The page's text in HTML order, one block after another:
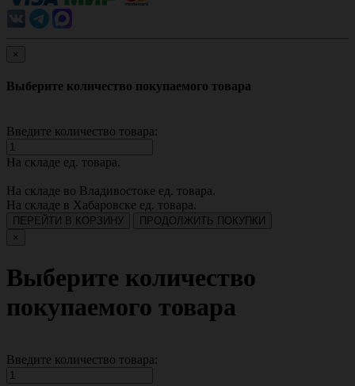
×
Выберите количество покупаемого товара
Введите количество товара:
На складе ед. товара.
На складе во Владивостоке ед. товара.
На складе в Хабаровске ед. товара.
ПЕРЕЙТИ В КОРЗИНУ
ПРОДОЛЖИТЬ ПОКУПКИ
×
Выберите количество
покупаемого товара
Введите количество товара: